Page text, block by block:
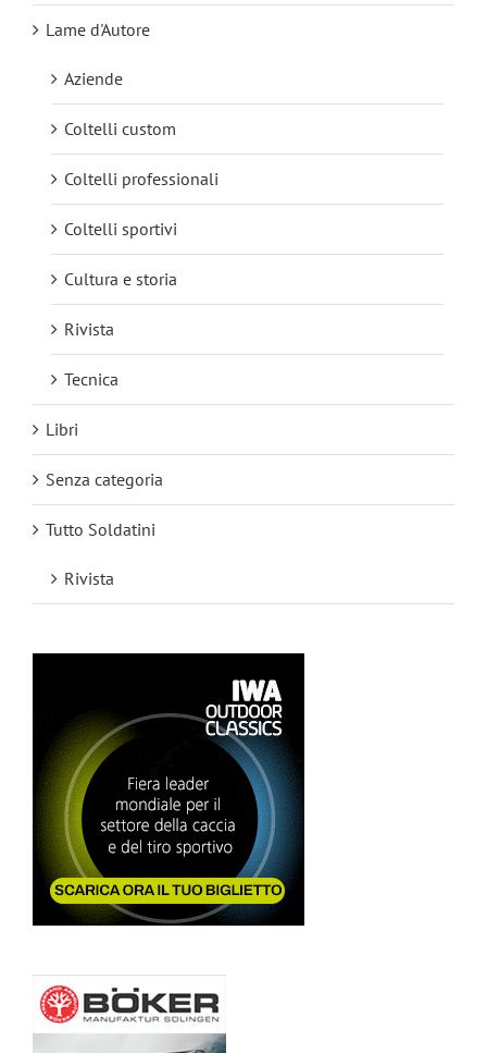
Lame d'Autore
Aziende
Coltelli custom
Coltelli professionali
Coltelli sportivi
Cultura e storia
Rivista
Tecnica
Libri
Senza categoria
Tutto Soldatini
Rivista